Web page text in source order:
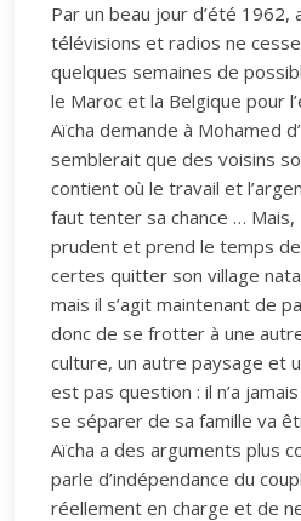
Par un beau jour d’été 1962,
télévisions et radios ne
quelques semaines de
le Maroc et la Belgique pour
Aïcha demande à Mohamed
semblerait que des voisins
contient où le travail et
faut tenter sa chance …
prudent et prend le temps
certes quitter son village
mais il s’agit maintenant de
donc de se frotter à une
culture, un autre paysage et
est pas question : il n’a
se séparer de sa famille va
Aïcha a des arguments plus
parle d’indépendance du
réellement en charge et de